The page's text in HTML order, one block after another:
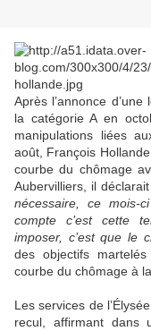
Après l’annonce
la catégorie A en
manipulations liées
août, François
courbe du chômage
Aubervilliers, il
nécessaire, ce mois-
compte c’est cette
imposer, c’est que le
des objectifs
courbe du chômage à la
Les services de
recul, affirmant